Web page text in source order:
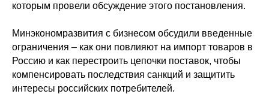
которым провели обсуждение этого постановления.
Минэкономразвития с бизнесом обсудили введенные
ограничения – как они повлияют на импорт товаров в
Россию и как перестроить цепочки поставок, чтобы
компенсировать последствия санкций и защитить
интересы российских потребителей.